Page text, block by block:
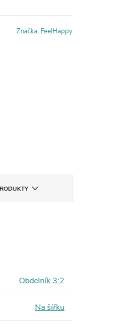
Značka: FeelHappy
Obdelník 3:2
Na šířku